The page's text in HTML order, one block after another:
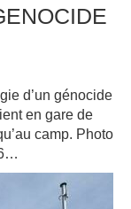
d’un génocide
en gare de
camp. Photo